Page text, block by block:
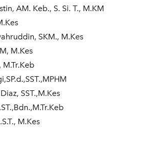
AM. Keb., S. Si. T., M.KM
SKM., M.Kes
M.Kes
M.Tr.Keb
SST.,M.Kes
M.Kes